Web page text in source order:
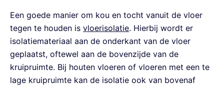
Een goede manier om kou en tocht vanuit de vloer
tegen te houden is vloerisolatie. Hierbij wordt er
isolatiemateriaal aan de onderkant van de vloer
geplaatst, oftewel aan de bovenzijde van de
kruipruimte. Bij houten vloeren of vloeren met een te
lage kruipruimte kan de isolatie ook van bovenaf